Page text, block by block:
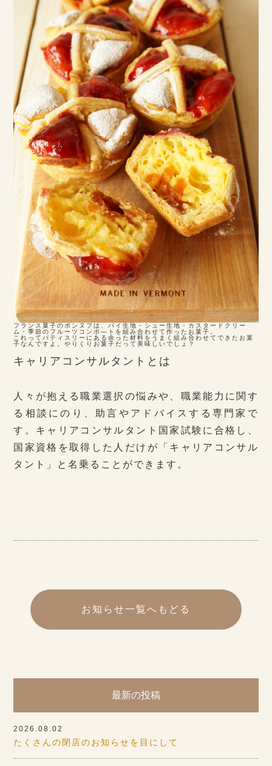
フランス菓子のポンヌフは、パイ生地・シュー生地・カスタードクリー
ム・季節のフルーツコンポ―トを組み合わせて作ったお菓子。
これってパティスリーにある余った材料をうまく組み合わせてできたお菓
子なんですよ。やりくりお菓子だって美味しいでしょ？
キャリアコンサルタントとは
人々が抱える職業選択の悩みや、職業能力に関す
る相談にのり、助言やアドバイスする専門家で
す。キャリアコンサルタント国家試験に合格し、
国家資格を取得した人だけが「キャリアコンサル
タント」と名乗ることができます。
お知らせ一覧へもどる
最新の投稿
2026.08.02
たくさんの閉店のお知らせを目にして